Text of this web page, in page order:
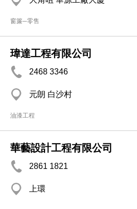
窗簾─零售
瑋達工程有限公司
2468 3346
元朗 白沙村
油漆工程
華藝設計工程有限公司
2861 1821
上環